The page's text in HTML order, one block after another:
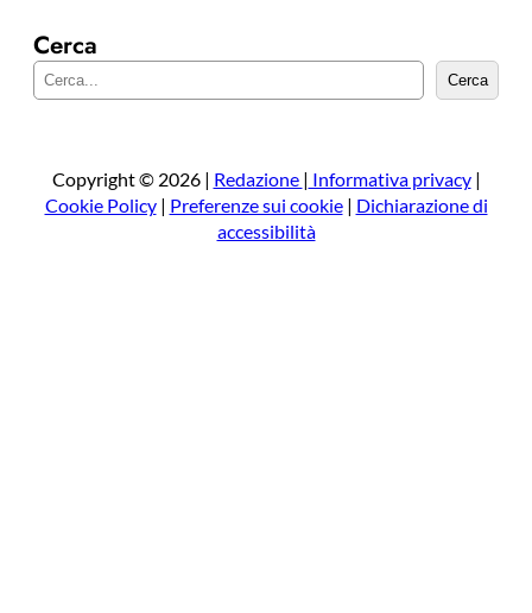
Cerca
e
a
Cerca
Copyright © 2026 | Redazione | Informativa privacy|
Cookie Policy| Preferenze sui cookie| Dichiarazione di
accessibilità